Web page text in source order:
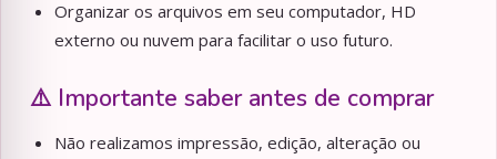
Organizar os arquivos em seu computador, HD
externo ou nuvem para facilitar o uso futuro.
⚠️ Importante saber antes de comprar
Não realizamos impressão, edição, alteração ou